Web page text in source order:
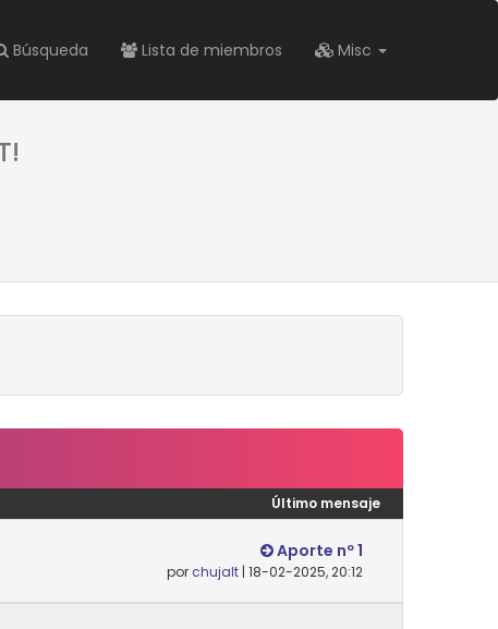
Búsqueda Lista de miembros Misc
Último mensaje
Aporte nº 1
por chujalt | 18-02-2025, 20:12